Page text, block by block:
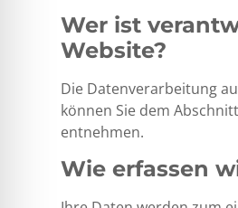
Wer ist
Website?
Die Datenverarbeitung
können Sie dem
entnehmen.
Wie erfassen